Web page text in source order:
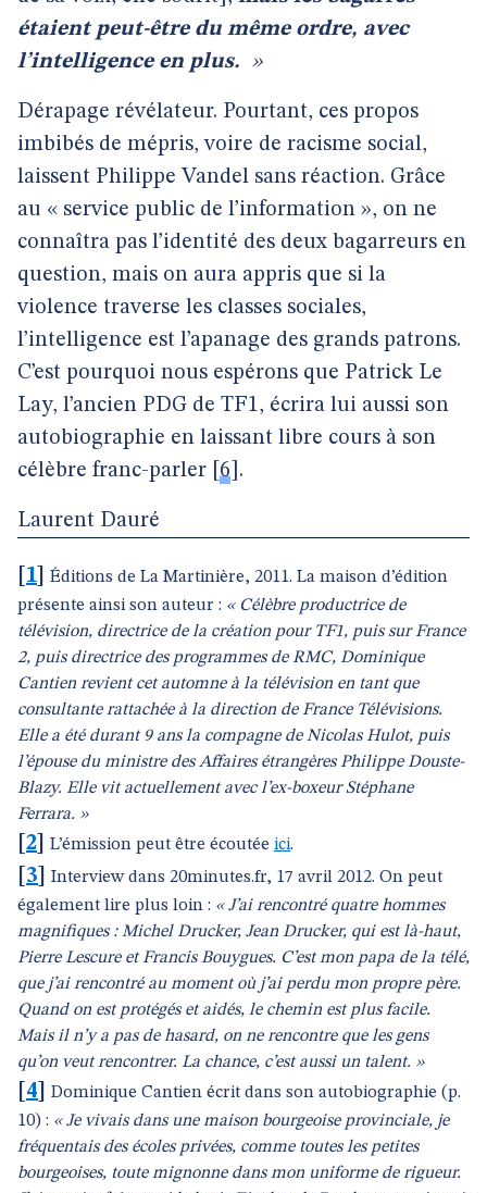
étaient peut-être du même ordre, avec
l’intelligence en plus. »
Dérapage révélateur. Pourtant, ces propos
imbibés de mépris, voire de racisme social,
laissent Philippe Vandel sans réaction. Grâce
au « service public de l’information », on ne
connaîtra pas l’identité des deux bagarreurs en
question, mais on aura appris que si la
violence traverse les classes sociales,
l’intelligence est l’apanage des grands patrons.
C’est pourquoi nous espérons que Patrick Le
Lay, l’ancien PDG de TF1, écrira lui aussi son
autobiographie en laissant libre cours à son
célèbre franc-parler 6 .
Laurent Dauré
1
Éditions de La Martinière, 2011. La maison d’édition
présente ainsi son auteur : « Célèbre productrice de
télévision, directrice de la création pour TF1, puis sur France
2, puis directrice des programmes de RMC, Dominique
Cantien revient cet automne à la télévision en tant que
consultante rattachée à la direction de France Télévisions.
Elle a été durant 9 ans la compagne de Nicolas Hulot, puis
l’épouse du ministre des Affaires étrangères Philippe Douste-
Blazy. Elle vit actuellement avec l’ex-boxeur Stéphane
Ferrara. »
2 L’émission peut être écoutée ici.
3
Interview dans 20minutes.fr, 17 avril 2012. On peut
également lire plus loin : « J’ai rencontré quatre hommes
magnifiques : Michel Drucker, Jean Drucker, qui est là-haut,
Pierre Lescure et Francis Bouygues. C’est mon papa de la télé,
que j’ai rencontré au moment où j’ai perdu mon propre père.
Quand on est protégés et aidés, le chemin est plus facile.
Mais il n’y a pas de hasard, on ne rencontre que les gens
qu’on veut rencontrer. La chance, c’est aussi un talent. »
4
Dominique Cantien écrit dans son autobiographie (p.
10) : « Je vivais dans une maison bourgeoise provinciale, je
fréquentais des écoles privées, comme toutes les petites
bourgeoises, toute mignonne dans mon uniforme de rigueur.